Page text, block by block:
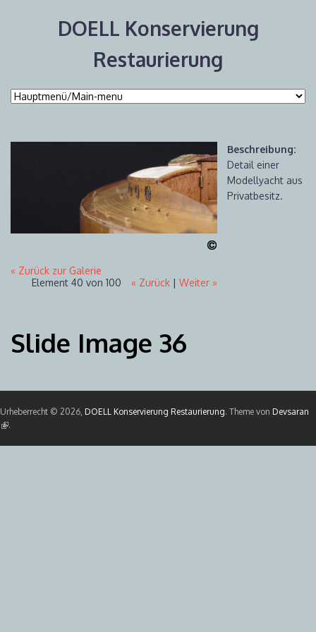
DOELL Konservierung
Restaurierung
« Zurück zur Galerie
Element 40 von 100
« Zurück| Weiter »
Beschreibung:
Detail einer
Modellyacht aus
Privatbesitz.
Slide Image 36
Urheberrecht © 2026, DOELL Konservierung Restaurierung. Theme von Devsaran
(Link ist extern)
.